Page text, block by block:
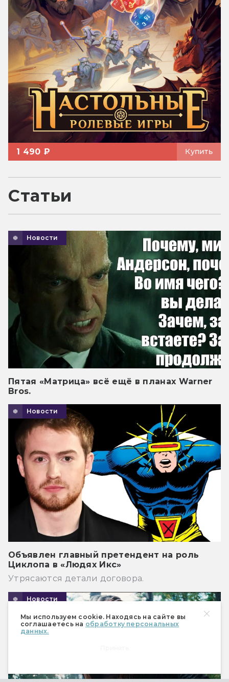
Мы используем cookie. Находясь на сайте вы
соглашаетесь на обработку персональных
данных.
1 490 ₽ Купить
Статьи
Новости
Пятая «Матрица» всё ещё в планах Warner
Bros.
Новости
Объявлен главный претендент на роль
Циклопа в «Людях Икс»
Утрясаются детали договора.
Новости